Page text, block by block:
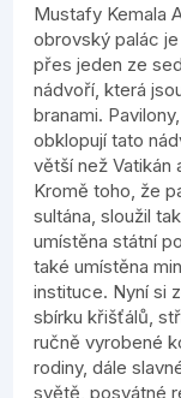
Mustafy Kemala
obrovský palác
přes jeden ze
nádvoří, která
branami.
obklopují tato
větší než Vatikán
Kromě toho, že
sultána, sloužil
umístěna státní
také umístěna
instituce. Nyní si
sbírku křišťálů,
ručně vyrobené
rodiny, dále
světě, posvátné